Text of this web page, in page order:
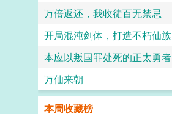
万倍返还，我收徒百无禁忌
开局混沌剑体，打造不朽仙族
本应以叛国罪处死的正太勇者
万仙来朝
本周收藏榜